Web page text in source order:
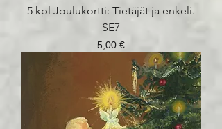
5 kpl Joulukortti: Tietäjät ja enkeli.
SE7
Hinta
5,00 €